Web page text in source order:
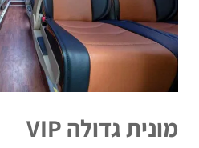
מונית גדולה VIP